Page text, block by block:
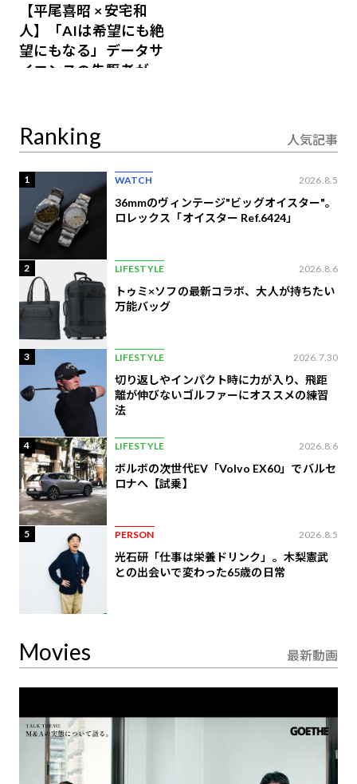
【平尾喜昭 × 安宅和
人】「AIは希望にも絶
望にもなる」データサ
イエンスの先駆者が語
Ranking 人気記事
1 WATCH 2026.8.5
36mmのヴィンテージ"ビッグオイスター"。
ロレックス「オイスター Ref.6424」
2 LIFESTYLE 2026.8.6
トゥミ×ソフの最新コラボ、大人が持ちたい
万能バッグ
3 LIFESTYLE 2026.7.30
切り返しやインパクト時に力が入り、飛距
離が伸びないゴルファーにオススメの練習
法
4 LIFESTYLE 2026.8.6
ボルボの次世代EV「Volvo EX60」でバルセ
ロナへ【試乗】
5 PERSON 2026.8.5
光石研「仕事は栄養ドリンク」。木梨憲武
との出会いで変わった65歳の日常
Movies 最新動画